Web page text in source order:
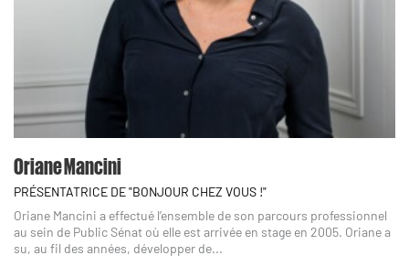
Oriane Mancini
PRÉSENTATRICE DE "BONJOUR CHEZ VOUS !"
Oriane Mancini a effectué l’ensemble de son parcours professionnel
au sein de Public Sénat où elle est arrivée en stage en 2005. Oriane a
su, au fil des années, développer de...